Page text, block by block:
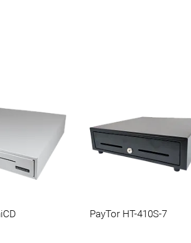
PayTor HT-410S-7